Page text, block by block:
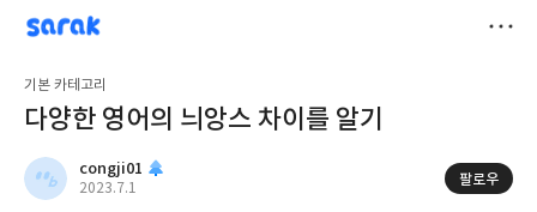
sarak
congji01
기본 카테고리
다양한 영어의 늬앙스 차이를 알기
congji01
작
2023.7.1
팔로우